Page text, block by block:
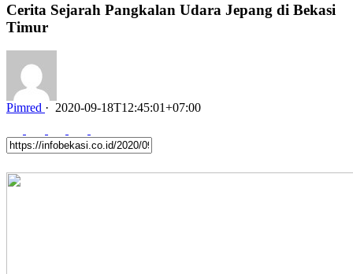
Cerita Sejarah Pangkalan Udara Jepang di Bekasi
Timur
Pimred · 2020-09-18T12:45:01+07:00